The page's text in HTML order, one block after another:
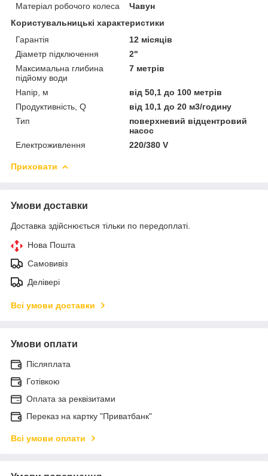
Матеріал робочого колеса
Чавун
Користувальницькі характеристики
Гарантія
12 місяців
Діаметр підключення
2"
Максимальна глибина
підйому води
7 метрів
Напір, м
від 50,1 до 100 метрів
Продуктивність, Q
від 10,1 до 20 м3/годину
Тип
поверхневий відцентровий
насос
Електроживлення
220/380 V
Приховати
Умови доставки
Доставка здійснюється тільки по передоплаті.
Нова Пошта
Самовивіз
Делівері
Всі умови доставки
Умови оплати
Післяплата
Готівкою
Оплата за реквізитами
Переказ на картку "Приватбанк"
Всі умови оплати